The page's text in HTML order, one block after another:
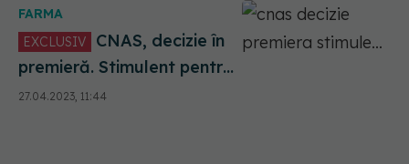
și eficiente
FARMA
EXCLUSIV
premieră. Stimulent pentru
pacienți și medici, de la 1
iulie. Petru Crăciun: E
27.04.2023, 11:44